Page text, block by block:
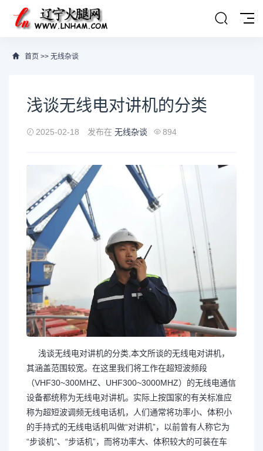
首页 >> 无线杂谈
浅谈无线电对讲机的分类
2025-02-18 发布在 无线杂谈 894
浅谈无线电对讲机的分类,本文所谈的无线电对讲机，
其涵盖范围较宽。在这里我们将工作在超短波频段
（VHF30~300MHZ、UHF300~3000MHZ）的无线电通信
设备都统称为无线电对讲机。实际上按国家的有关标准应
称为超短波调频无线电话机，人们通常将功率小、体积小
的手持式的无线电话机叫做“对讲机”，以前曾有人称它为
“步谈机”、“步话机”，而将功率大、体积较大的可装在车